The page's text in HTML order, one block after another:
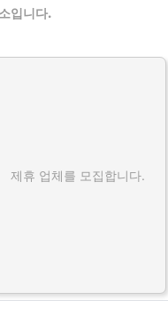
입니다.
제휴 업체를 모집합니다.